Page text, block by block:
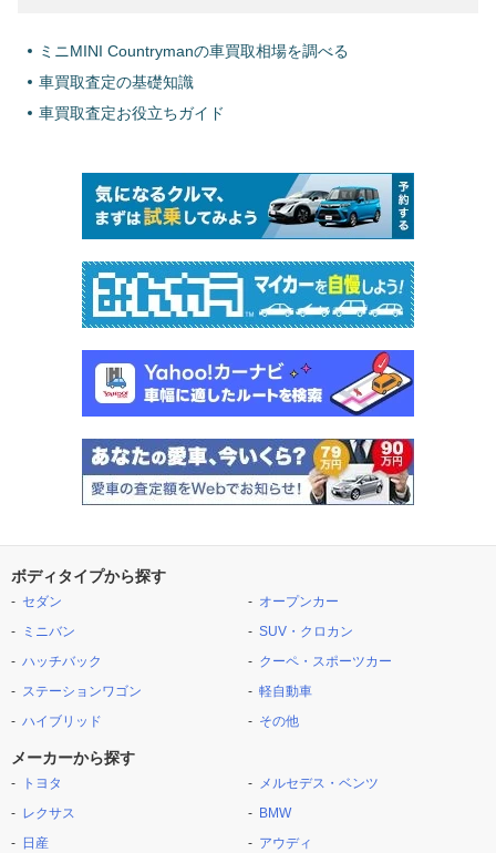
ミニMINI Countrymanの車買取相場を調べる
車買取査定の基礎知識
車買取査定お役立ちガイド
ボディタイプから探す
セダン
ミニバン
ハッチバック
ステーションワゴン
ハイブリッド
オープンカー
SUV・クロカン
クーペ・スポーツカー
軽自動車
その他
メーカーから探す
トヨタ
レクサス
日産
メルセデス・ベンツ
BMW
アウディ